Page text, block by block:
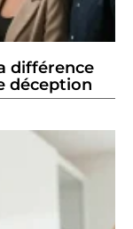
différence
déception